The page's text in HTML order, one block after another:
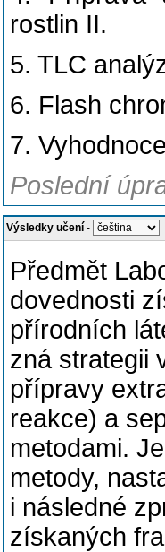
rostlin II.
5. TLC
6. Flash
7.
Poslední
Výsledky učení -
Předmět
dovednosti
přírodních
zná strategii
přípravy
reakce) a
metodami.
metody,
i následné
získaných